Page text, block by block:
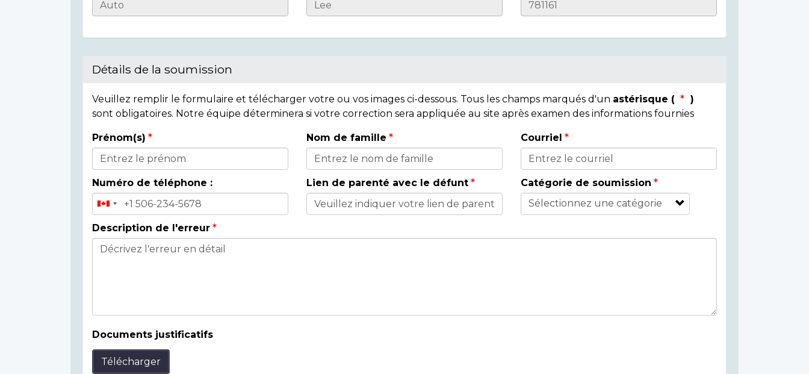
Casualty
Détails de la soumission
Veuillez remplir le formulaire et télécharger votre ou vos images ci-dessous. Tous les champs marqués d'un astérisque (
)
sont obligatoires. Notre équipe déterminera si votre correction sera appliquée au site après examen des informations fournies
Donor
Details
Prénom(s) Nom de famille Courriel
Numéro de téléphone : Lien de parenté avec le défunt Catégorie de soumission
Description de l'erreur
Documents justificatifs
Télécharger